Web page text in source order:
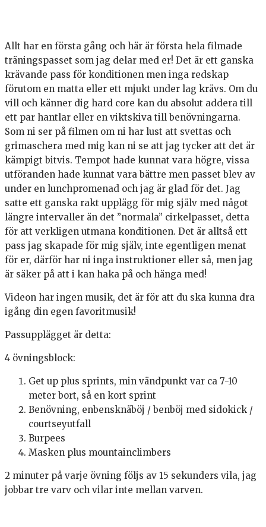
Allt har en första gång och här är första hela filmade
träningspasset som jag delar med er! Det är ett ganska
krävande pass för konditionen men inga redskap
förutom en matta eller ett mjukt under lag krävs. Om du
vill och känner dig hard core kan du absolut addera till
ett par hantlar eller en viktskiva till benövningarna.
Som ni ser på filmen om ni har lust att svettas och
grimaschera med mig kan ni se att jag tycker att det är
kämpigt bitvis. Tempot hade kunnat vara högre, vissa
utföranden hade kunnat vara bättre men passet blev av
under en lunchpromenad och jag är glad för det. Jag
satte ett ganska rakt upplägg för mig själv med något
längre intervaller än det ”normala” cirkelpasset, detta
för att verkligen utmana konditionen. Det är alltså ett
pass jag skapade för mig själv, inte egentligen menat
för er, därför har ni inga instruktioner eller så, men jag
är säker på att i kan haka på och hänga med!
Videon har ingen musik, det är för att du ska kunna dra
igång din egen favoritmusik!
Passupplägget är detta:
4 övningsblock:
Get up plus sprints, min vändpunkt var ca 7-10
meter bort, så en kort sprint
Benövning, enbensknäböj / benböj med sidokick /
courtseyutfall
Burpees
Masken plus mountainclimbers
2 minuter på varje övning följs av 15 sekunders vila, jag
jobbar tre varv och vilar inte mellan varven.